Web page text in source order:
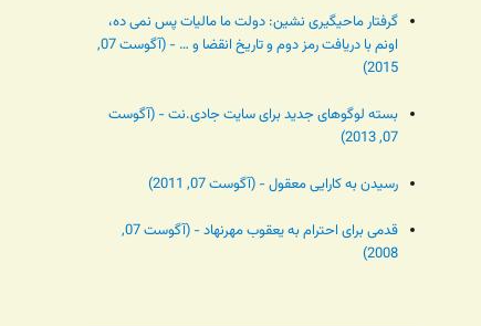
گرفتار ماحیگیری نشین: دولت ما مالیات پس نمی ده،
اونم با دریافت رمز دوم و تاریخ انقضا و … - (آگوست 07,
2015)
بسته لوگوهای جدید برای سایت جادی.نت - (آگوست
07, 2013)
رسیدن به کارایی معقول - (آگوست 07, 2011)
قدمی برای احترام به یعقوب مهرنهاد - (آگوست 07,
2008)